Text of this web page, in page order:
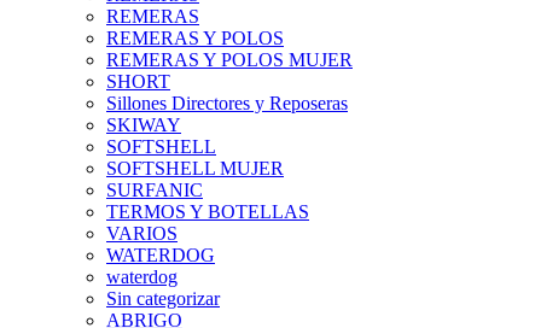
REMERAS
REMERAS Y POLOS
REMERAS Y POLOS MUJER
SHORT
Sillones Directores y Reposeras
SKIWAY
SOFTSHELL
SOFTSHELL MUJER
SURFANIC
TERMOS Y BOTELLAS
VARIOS
WATERDOG
waterdog
Sin categorizar
ABRIGO